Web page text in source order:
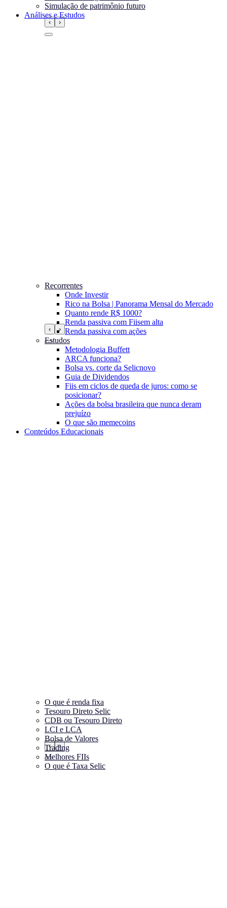
‹ ›
Simulação de patrimônio futuro
Análises e Estudos
‹ ›
Recorrentes
Onde Investir
Rico na Bolsa | Panorama Mensal do Mercado
Quanto rende R$ 1000?
Renda passiva com Fiisem alta
Renda passiva com ações
Estudos
Metodologia Buffett
ARCA funciona?
Bolsa vs. corte da Selicnovo
Guia de Dividendos
Fiis em ciclos de queda de juros: como se
posicionar?
Ações da bolsa brasileira que nunca deram
prejuízo
O que são memecoins
Conteúdos Educacionais
‹ ›
O que é renda fixa
Tesouro Direto Selic
CDB ou Tesouro Direto
LCI e LCA
Bolsa de Valores
Trading
Melhores FIIs
O que é Taxa Selic